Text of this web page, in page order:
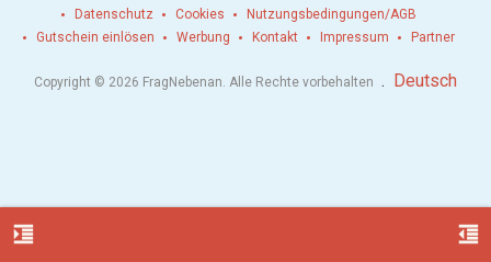
format_indent_increase format_indent_decrease
Datenschutz
Cookies
Nutzungsbedingungen/AGB
Gutschein einlösen
Werbung Kontakt Impressum Partner
Copyright © 2026 FragNebenan. Alle Rechte vorbehalten . Deutsch